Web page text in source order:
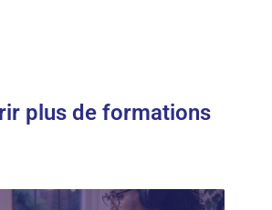
plus de formations